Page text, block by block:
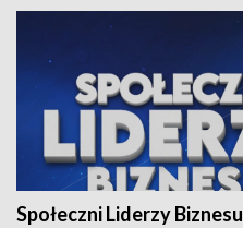
Społeczni Liderzy Biznesu